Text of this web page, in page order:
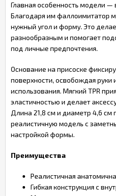
Главная особенность модели —
Благодаря им фаллоимитатор
нужный угол и форму. Это
разнообразным и помогает
под личные предпочтения.
Основание на присоске
поверхности, освобождая руки
использования. Мягкий TPR
эластичностью и делает
Длина 21,8 см и диаметр 4,6 см
реалистичную модель с
настройкой формы.
Преимущества
Реалистичная
Гибкая конструкция с